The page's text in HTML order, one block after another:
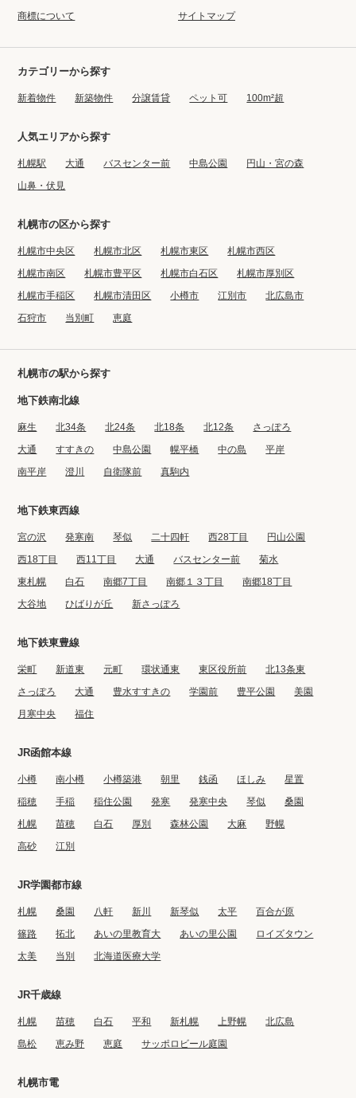
商標について
サイトマップ
カテゴリーから探す
新着物件 新築物件 分譲賃貸 ペット可 100m²超
人気エリアから探す
札幌駅 大通 バスセンター前 中島公園
円山・宮の森
山鼻・伏見
札幌市の区から探す
札幌市中央区 札幌市北区 札幌市東区
札幌市西区
札幌市南区
札幌市豊平区 札幌市白石区
札幌市厚別区
札幌市手稲区
札幌市清田区 小樽市 江別市
北広島市
石狩市
当別町 恵庭
札幌市の駅から探す
地下鉄南北線
麻生 北34条 北24条 北18条 北12条
さっぽろ
大通
すすきの 中島公園 幌平橋 中の島
平岸
南平岸
澄川 自衛隊前 真駒内
地下鉄東西線
宮の沢 発寒南 琴似 二十四軒 西28丁目
円山公園
西18丁目
西11丁目 大通 バスセンター前
菊水
東札幌
白石 南郷7丁目 南郷１３丁目
南郷18丁目
大谷地
ひばりが丘 新さっぽろ
地下鉄東豊線
栄町 新道東 元町 環状通東 東区役所前
北13条東
さっぽろ
大通 豊水すすきの 学園前 豊平公園
美園
月寒中央
福住
JR函館本線
小樽 南小樽 小樽築港 朝里 銭函 ほしみ
星置
稲穂
手稲 稲住公園 発寒 発寒中央 琴似
桑園
札幌
苗穂 白石 厚別 森林公園 大麻
野幌
高砂
江別
JR学園都市線
札幌 桑園 八軒 新川 新琴似 太平
百合が原
篠路
拓北 あいの里教育大 あいの里公園
ロイズタウン
太美
当別 北海道医療大学
JR千歳線
札幌 苗穂 白石 平和 新札幌 上野幌
北広島
島松
恵み野 恵庭 サッポロビール庭園
札幌市電